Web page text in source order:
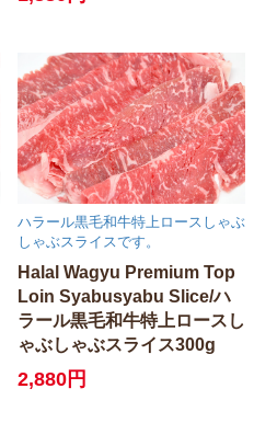
ハラール黒毛和牛特上ロースしゃぶ
しゃぶスライスです。
Halal Wagyu Premium Top
Loin Syabusyabu Slice/ハ
ラール黒毛和牛特上ロースし
ゃぶしゃぶスライス300g
2,880円